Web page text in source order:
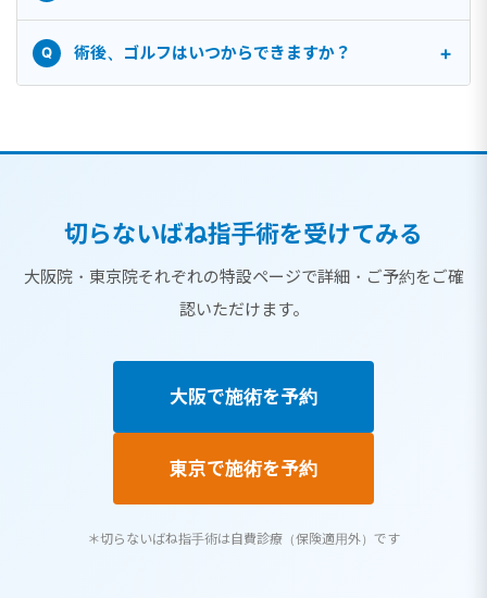
Q 術後、ゴルフはいつからできますか？ +
切らないばね指手術を受けてみる
大阪院・東京院それぞれの特設ページで詳細・ご予約をご確
認いただけます。
大阪で施術を予約
東京で施術を予約
＊切らないばね指手術は自費診療（保険適用外）です